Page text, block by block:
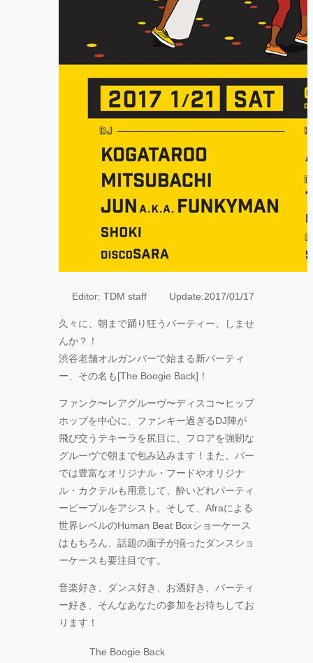
KADOKAWA
DREAMS
ONEMAN
SHOW THE
GREATEST
FINAL
2DAYS
Zabu
TOUR』
「GREENROOM
Anniversary」レ
FOLLOW TDM:
Editor: TDM staff Update:2017/01/17
久々に、朝まで踊り狂うパーティー、しませ
んか？！
渋谷老舗オルガンバーで始まる新パーティ
ー、その名も[The Boogie Back]！
ファンク〜レアグルーヴ〜ディスコ〜ヒップ
ホップを中心に、ファンキー過ぎるDJ陣が
飛び交うテキーラを尻目に、フロアを強靭な
グルーヴで朝まで包み込みます！また、バー
では豊富なオリジナル・フードやオリジナ
ル・カクテルも用意して、酔いどれパーティ
ーピープルをアシスト。そして、Afraによる
世界レベルのHuman Beat Boxショーケース
はもちろん、話題の面子が揃ったダンスショ
ーケースも要注目です。
音楽好き、ダンス好き、お酒好き、パーティ
ー好き、そんなあなたの参加をお待ちしてお
ります！
The Boogie Back